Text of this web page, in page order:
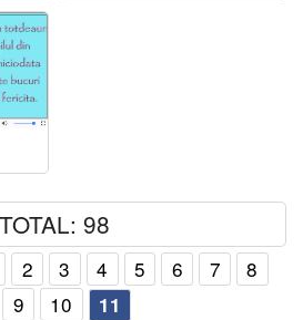
TOTAL: 98
2 3 4 5 6 7
8
9
10 11